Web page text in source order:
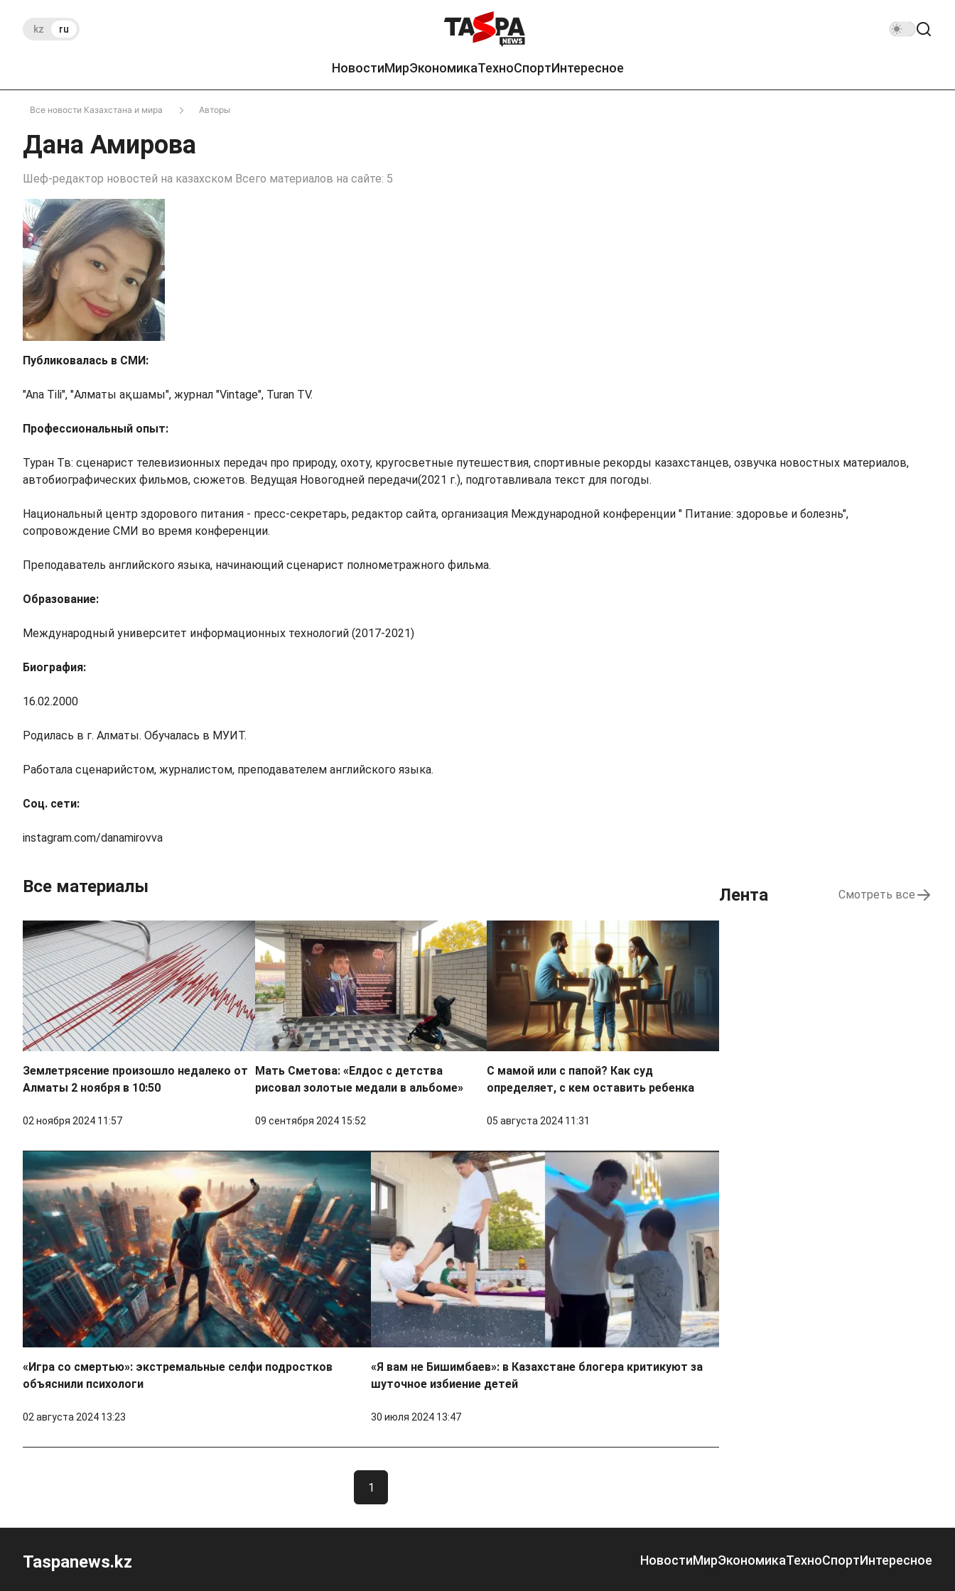
kz ru
НовостиМирЭкономикаТехноСпортИнтересное
Все новости Казахстана и мира Авторы
Дана Амирова
Шеф-редактор новостей на казахском Всего материалов на сайте: 5
Публиковалась в СМИ:
"Ana Tili", "Алматы ақшамы", журнал "Vintage", Turan TV.
Профессиональный опыт:
Туран Тв: сценарист телевизионных передач про природу, охоту, кругосветные путешествия, спортивные рекорды казахстанцев, озвучка новостных материалов,
автобиографических фильмов, сюжетов. Ведущая Новогодней передачи(2021 г.), подготавливала текст для погоды.
Национальный центр здорового питания - пресс-секретарь, редактор сайта, организация Международной конференции " Питание: здоровье и болезнь",
сопровождение СМИ во время конференции.
Преподаватель английского языка, начинающий сценарист полнометражного фильма.
Образование:
Международный университет информационных технологий (2017-2021)
Биография:
16.02.2000
Родилась в г. Алматы. Обучалась в МУИТ.
Работала сценарийстом, журналистом, преподавателем английского языка.
Соц. сети:
instagram.com/danamirovva
Все материалы
Землетрясение произошло недалеко от
Алматы 2 ноября в 10:50
02 ноября 2024 11:57
Мать Сметова: «Елдос с детства
рисовал золотые медали в альбоме»
09 сентября 2024 15:52
С мамой или с папой? Как суд
определяет, с кем оставить ребенка
05 августа 2024 11:31
«Игра со смертью»: экстремальные селфи подростков
объяснили психологи
02 августа 2024 13:23
«Я вам не Бишимбаев»: в Казахстане блогера критикуют за
шуточное избиение детей
30 июля 2024 13:47
1
Лента Смотреть все
Taspanews.kz НовостиМирЭкономикаТехноСпортИнтересное